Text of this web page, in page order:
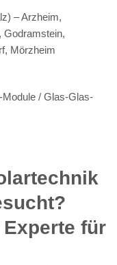
– Arzheim,
Godramstein,
Mörzheim
Module / Glas-Glas-
für